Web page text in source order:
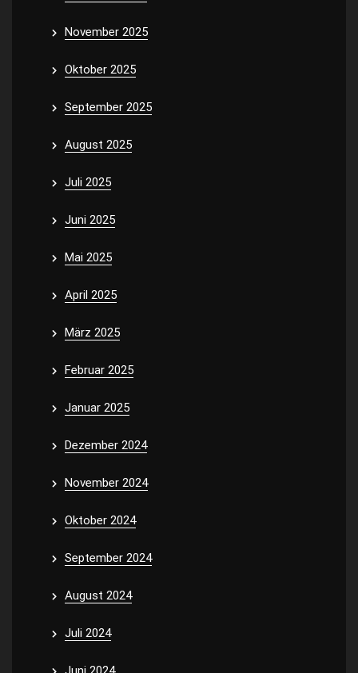
November 2025
Oktober 2025
September 2025
August 2025
Juli 2025
Juni 2025
Mai 2025
April 2025
März 2025
Februar 2025
Januar 2025
Dezember 2024
November 2024
Oktober 2024
September 2024
August 2024
Juli 2024